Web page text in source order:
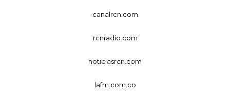
canalrcn.com
rcnradio.com
noticiasrcn.com
lafm.com.co